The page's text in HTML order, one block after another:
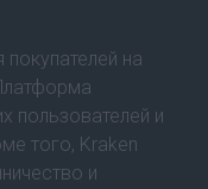
на
пользователей и
того, Kraken
и